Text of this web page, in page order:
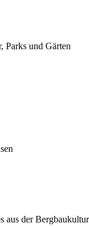
Parks und Gärten
aus der